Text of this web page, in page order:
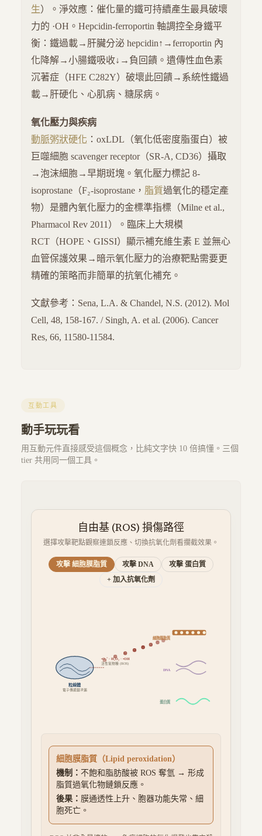
生）。淨效應：催化量的鐵可持續產生最具破壞
力的 ·OH。Hepcidin-ferroportin 軸調控全身鐵平
衡：鐵過載→肝臟分泌 hepcidin↑→ferroportin 內
化降解→小腸鐵吸收↓→負回饋。遺傳性血色素
沉著症（HFE C282Y）破壞此回饋→系統性鐵過
載→肝硬化、心肌病、糖尿病。
氧化壓力與疾病
動脈粥狀硬化 ：oxLDL（氧化低密度脂蛋白）被
巨噬細胞 scavenger receptor（SR-A, CD36）攝取
→泡沫細胞→早期斑塊。氧化壓力標記 8-
isoprostane（F₂-isoprostane， 脂質過氧化的穩定產
物）是體內氧化壓力的金標準指標（Milne et al.,
Pharmacol Rev 2011）。臨床上大規模
RCT（HOPE、GISSI）顯示補充維生素 E 並無心
血管保護效果→暗示氧化壓力的治療靶點需要更
精確的策略而非簡單的抗氧化補充。
文獻參考：Sena, L.A. & Chandel, N.S. (2012). Mol
Cell, 48, 158-167. / Singh, A. et al. (2006). Cancer
Res, 66, 11580-11584.
互動工具
動手玩玩看
用互動元件直接感受這個概念，比純文字快 10 倍搞懂。三個
tier 共用同一個工具。
自由基 (ROS) 損傷路徑
選擇攻擊靶點觀察連鎖反應、切換抗氧化劑看攔截效果。
攻擊 細胞膜脂質 攻擊 DNA 攻擊 蛋白質
+ 加入抗氧化劑
粒線體
電子傳遞鏈滲漏
•O₂⁻ · H₂O₂ · •OH
活性氧物種 (ROS)
細胞膜脂質
DNA
蛋白質
細胞膜脂質 （Lipid peroxidation）
機制： 不飽和脂肪酸被 ROS 奪氫 → 形成
脂質過氧化物鏈鎖反應。
後果： 膜通透性上升、胞器功能失常、細
胞死亡。